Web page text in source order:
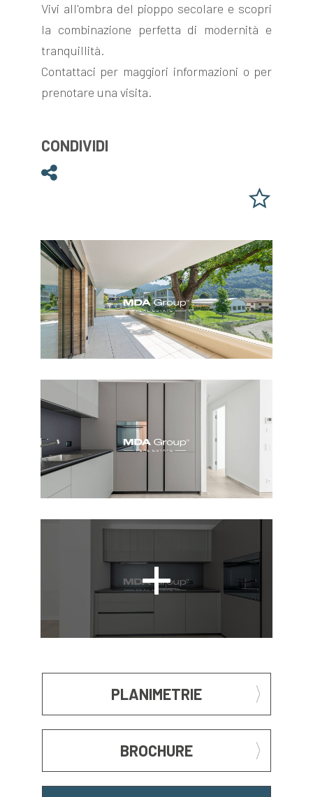
Vivi all'ombra del pioppo secolare e scopri
la combinazione perfetta di modernità e
tranquillità.
Contattaci per maggiori informazioni o per
prenotare una visita.
CONDIVIDI
Condividi
PLANIMETRIE
BROCHURE